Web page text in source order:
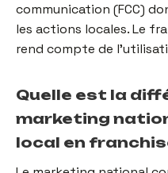
communication (FCC)
les actions locales. Le
rend compte de
Quelle est la
marketing
local en